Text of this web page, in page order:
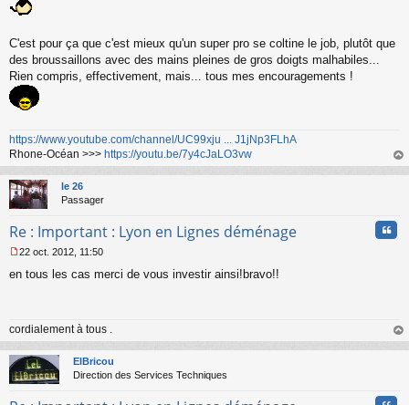
e
a
g
e
n
o
u
C'est pour ça que c'est mieux qu'un super pro se coltine le job, plutôt que
des broussaillons avec des mains pleines de gros doigts malhabiles...
Rien compris, effectivement, mais... tous mes encouragements !
https://www.youtube.com/channel/UC99xju ... J1jNp3FLhA
Rhone-Océan >>> https://youtu.be/7y4cJaLO3vw
au
le 26
Passager
Re : Important : Lyon en Lignes déménage
e
g
e
n
o
n
22 oct. 2012, 11:50
en tous les cas merci de vous investir ainsi!bravo!!
cordialement à tous .
au
ElBricou
Direction des Services Techniques